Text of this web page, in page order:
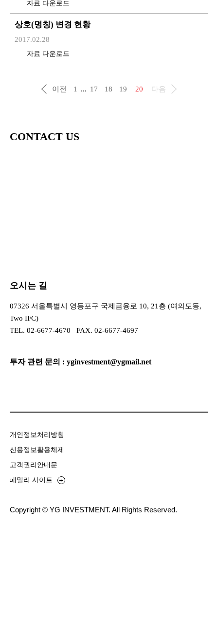
자료 다운로드
상호(명칭) 변경 현황
2017.02.28
자료 다운로드
이전 1 ... 17 18 19 20 다음
CONTACT US
오시는 길
07326 서울특별시 영등포구 국제금융로 10, 21층 (여의도동,
Two IFC)
TEL. 02-6677-4670 FAX. 02-6677-4697
투자 관련 문의 : yginvestment@ygmail.net
Copyright © YG INVESTMENT. All Rights Reserved.
개인정보처리방침
신용정보활용체제
고객권리안내문
패밀리 사이트